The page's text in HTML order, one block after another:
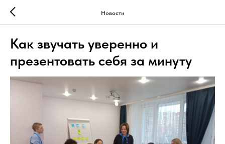
Новости
Как звучать уверенно и
презентовать себя за минуту